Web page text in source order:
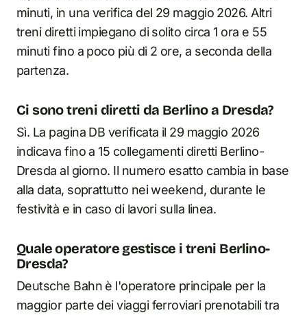
minuti, in una verifica del 29 maggio 2026. Altri
treni diretti impiegano di solito circa 1 ora e 55
minuti fino a poco più di 2 ore, a seconda della
partenza.
Ci sono treni diretti da Berlino a Dresda?
Sì. La pagina DB verificata il 29 maggio 2026
indicava fino a 15 collegamenti diretti Berlino-
Dresda al giorno. Il numero esatto cambia in base
alla data, soprattutto nei weekend, durante le
festività e in caso di lavori sulla linea.
Quale operatore gestisce i treni Berlino-
Dresda?
Deutsche Bahn è l'operatore principale per la
maggior parte dei viaggi ferroviari prenotabili tra